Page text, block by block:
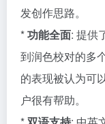
发创作思路。
*功能全面: 提供
到润色校对的多
的表现被认为可
户很有帮助。